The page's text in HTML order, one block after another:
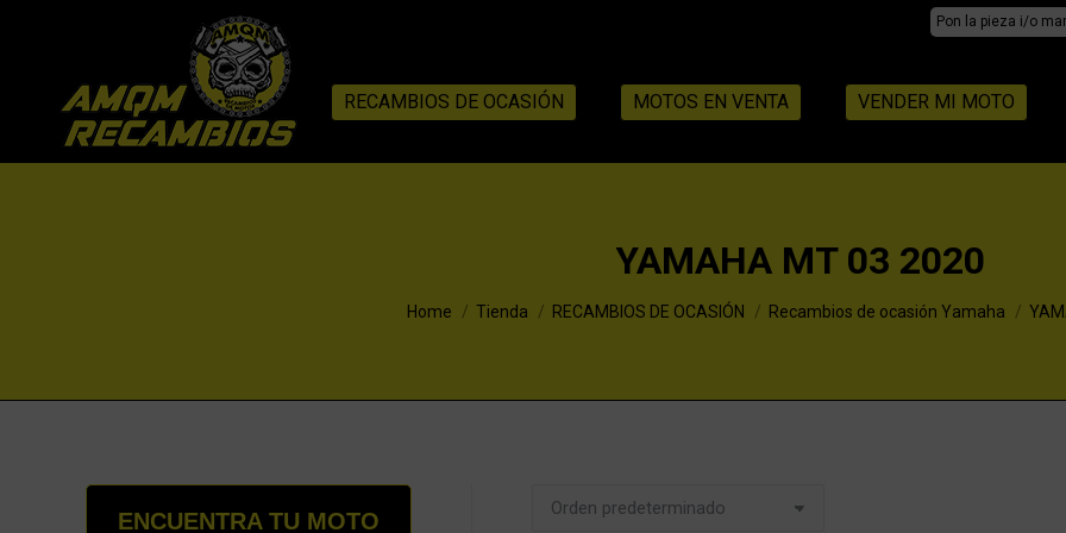
Search:
RECAMBIOS DE OCASIÓN MOTOS EN VENTA VENDER MI MOTO
YAMAHA MT 03 2020
You are here:
Home Tienda RECAMBIOS DE OCASIÓN Recambios de ocasión Yamaha
ENCUENTRA TU MOTO